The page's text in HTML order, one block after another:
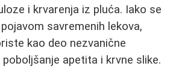
i krvarenja iz pluća. Iako se
savremenih lekova,
kao deo nezvanične
apetita i krvne slike.